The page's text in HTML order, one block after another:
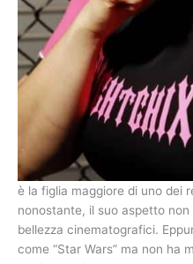
è la figlia maggiore di uno dei
nonostante, il suo aspetto
bellezza cinematografici.
come “Star Wars” ma non ha